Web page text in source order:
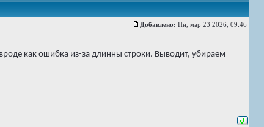
Добавлено: Пн, мар 23 2026, 09:46
как ошибка из-за длинны строки. Выводит, убираем